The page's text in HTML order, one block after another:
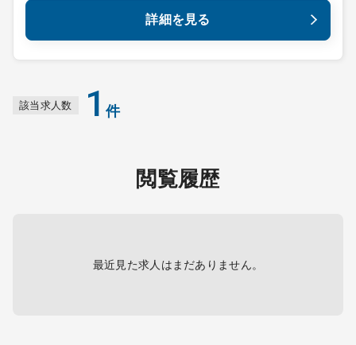
詳細を見る
該当求人数 1 件
閲覧履歴
最近見た求人はまだありません。